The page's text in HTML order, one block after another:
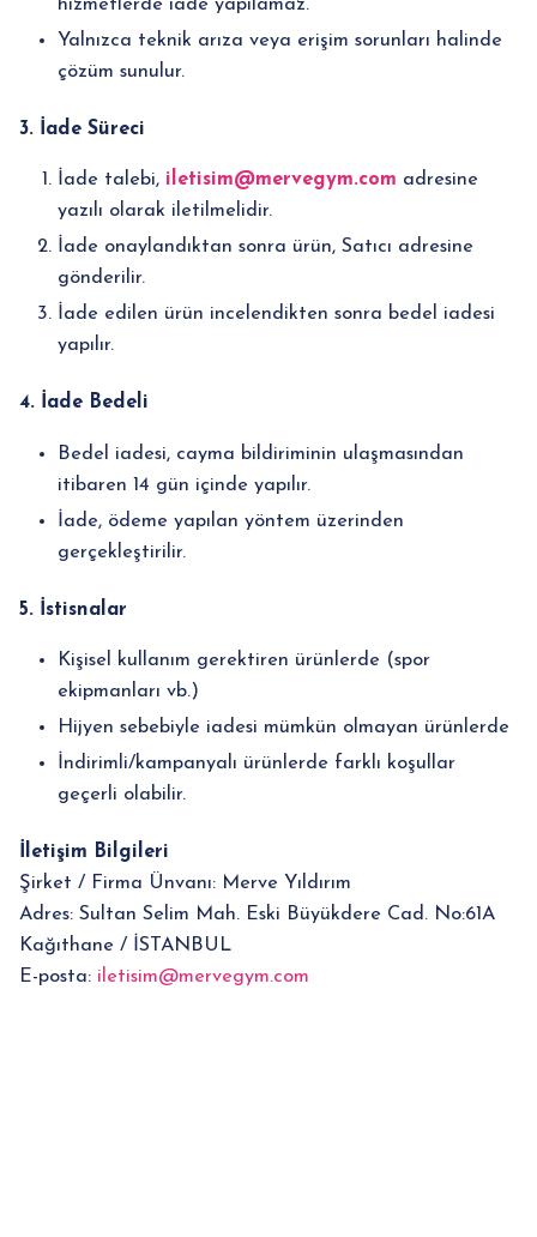
hizmetlerde iade yapılamaz.
Yalnızca teknik arıza veya erişim sorunları halinde
çözüm sunulur.
3. İade Süreci
İade talebi, iletisim@mervegym.com adresine
yazılı olarak iletilmelidir.
İade onaylandıktan sonra ürün, Satıcı adresine
gönderilir.
İade edilen ürün incelendikten sonra bedel iadesi
yapılır.
4. İade Bedeli
Bedel iadesi, cayma bildiriminin ulaşmasından
itibaren 14 gün içinde yapılır.
İade, ödeme yapılan yöntem üzerinden
gerçekleştirilir.
5. İstisnalar
Kişisel kullanım gerektiren ürünlerde (spor
ekipmanları vb.)
Hijyen sebebiyle iadesi mümkün olmayan ürünlerde
İndirimli/kampanyalı ürünlerde farklı koşullar
geçerli olabilir.
İletişim Bilgileri
Şirket / Firma Ünvanı: Merve Yıldırım
Adres: Sultan Selim Mah. Eski Büyükdere Cad. No:61A
Kağıthane / İSTANBUL
E-posta: iletisim@mervegym.com